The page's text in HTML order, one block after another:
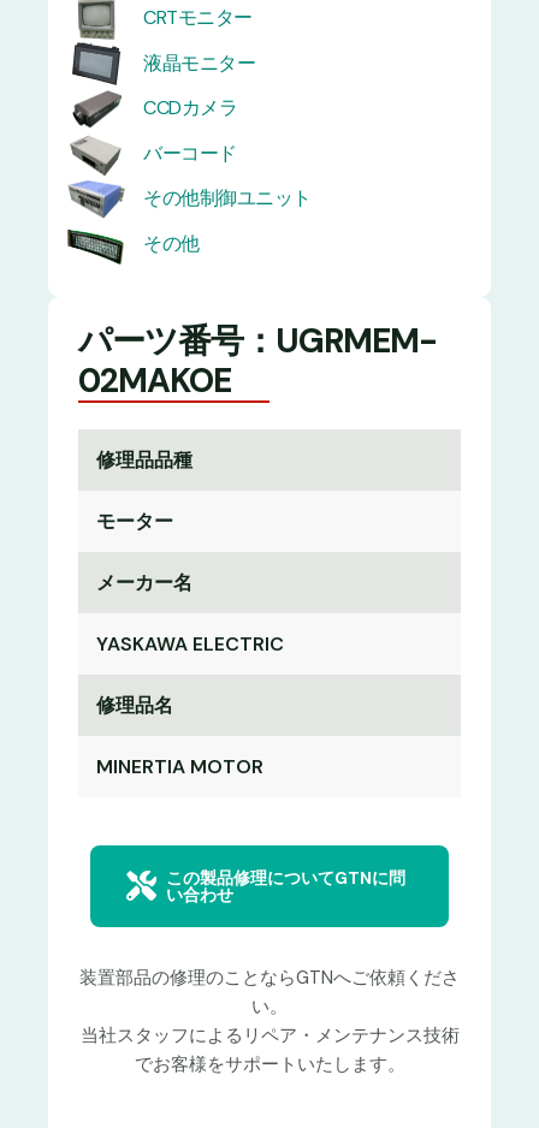
CRTモニター
液晶モニター
CCDカメラ
バーコード
その他制御ユニット
その他
パーツ番号：UGRMEM-
02MAKOE
修理品品種
モーター
メーカー名
YASKAWA ELECTRIC
修理品名
MINERTIA MOTOR
この製品修理についてGTNに問
い合わせ
装置部品の修理のことならGTNへご依頼くださ
い。
当社スタッフによるリペア・メンテナンス技術
でお客様をサポートいたします。